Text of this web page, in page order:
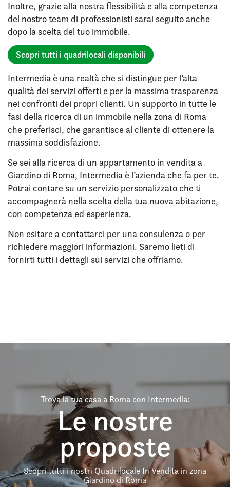
Inoltre, grazie alla nostra flessibilità e alla competenza
del nostro team di professionisti sarai seguito anche
dopo la scelta del tuo immobile.
Scopri tutti i quadrilocali disponibili
Intermedia è una realtà che si distingue per l’alta
qualità dei servizi offerti e per la massima trasparenza
nei confronti dei propri clienti. Un supporto in tutte le
fasi della ricerca di un immobile nella zona di Roma
che preferisci, che garantisce al cliente di ottenere la
massima soddisfazione.
Se sei alla ricerca di un appartamento in vendita a
Giardino di Roma, Intermedia è l’azienda che fa per te.
Potrai contare su un servizio personalizzato che ti
accompagnerà nella scelta della tua nuova abitazione,
con competenza ed esperienza.
Non esitare a contattarci per una consulenza o per
richiedere maggiori informazioni. Saremo lieti di
fornirti tutti i dettagli sui servizi che offriamo.
Trova la tua casa a Roma con Intermedia:
Le nostre
proposte
Scopri tutti i nostri Quadrilocale In Vendita in zona
Giardino di Roma